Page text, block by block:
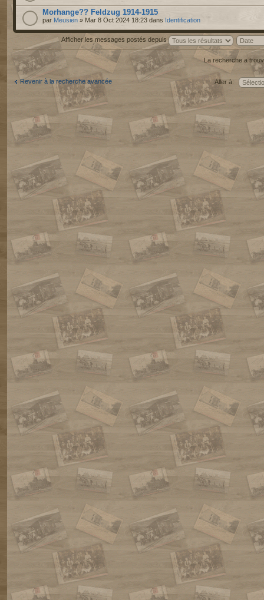
Morhange?? Feldzug 1914-1915
par Meusien » Mar 8 Oct 2024 18:23 dans Identification
Afficher les messages postés depuis
La recherche a
Revenir à la recherche avancée Aller à: